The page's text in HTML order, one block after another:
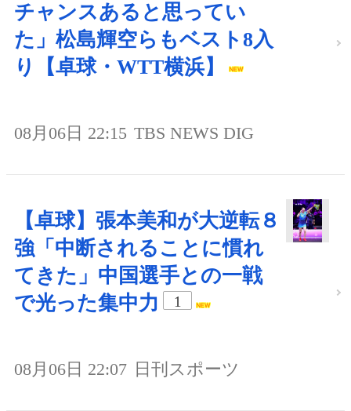
チャンスあると思ってい
た」松島輝空らもベスト8入
り【卓球・WTT横浜】
08月06日 22:15 TBS NEWS DIG
【卓球】張本美和が大逆転８
強「中断されることに慣れ
てきた」中国選手との一戦
で光った集中力
1
08月06日 22:07 日刊スポーツ